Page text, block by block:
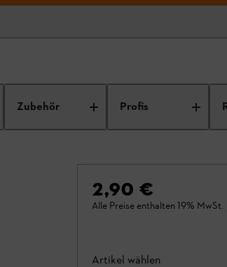
Zubehör Profis
2,90 €
Alle Preise enthalten 19% MwSt.
Artikel wählen